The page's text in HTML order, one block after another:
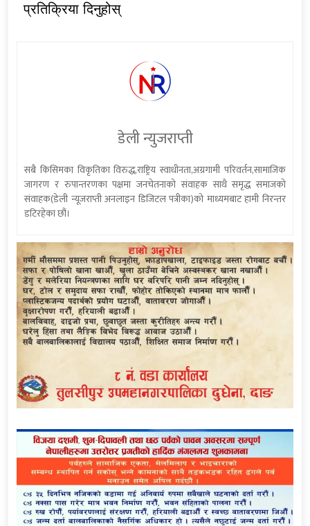
प्रतिक्रिया दिनुहोस्
डेली न्युजराप्ती
सबै किसिमका विकृतिका विरुद्ध,राष्ट्रिय स्वाधीनता,अग्रगामी परिवर्तन,सामाजिक
जागरण र रुपान्तरणका पक्षमा जनचेतनाको संवाहक साथै समृद्ध समाजको
संवाहक(डेली न्यूजराप्ती अनलाइन डिजिटल पत्रीका)को माध्यमबाट हामी निरन्तर
डटिरहेका छौं।